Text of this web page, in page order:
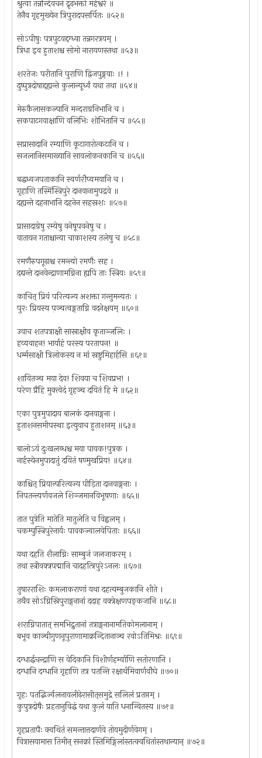
श्रुत्वा तन्नन्दिवचनं द्रृढ़भक्तो महेश्वरे ॥
तेनैव गृहमुख्येन त्रिपुरादपसर्पितः ॥५२॥
सोऽपीषुः पत्रपुटवद्दग्ध्वा तन्नगरत्रयम् ।
त्रिधा इव हुताशश्च सोमो नारायणस्तथा ॥५३॥
शरतेजः परीतानि पुराणि द्विजपुङ्गवाः ।! ।
दुष्पुत्रदोषाद्दह्यन्ते कुलान्यूर्ध्वं यथा तथा ॥५४॥
मेरुकैलासकल्पानि मन्दराग्रनिभानि च ।
सकपाटगवाक्षाणि वलिभिः शोभितानि च ॥५५॥
सप्रासादानि रम्याणि कूटागारोत्कटानि च ।
सजलानिसमाख्यानि सावलोकनकानि च ॥५६॥
बद्धध्वजपताकानि स्वर्णरौप्यमयानि च ।
गृहाणि तस्मिंस्त्रिपुरे दानवानामुपद्रवे ॥
दह्यन्ते दहनाभानि दहनेन सहस्रशः ॥५७॥
प्रासादाग्रेषु रम्येषु वनेषूपवनेषु च ।
वातायन गताश्चान्या चाकाशस्य तलेषु च ॥५८॥
रमणैरुपगूढ़ाश्च रमन्त्यो रमणैः सह ।
दद्यन्ते दानवेन्द्राणामग्निना ह्यपि ताः स्त्रियः ॥५९॥
काचित् प्रियं परित्यज्य अशक्ता गन्तुमन्यतः ।
पुरः प्रियस्य प़ञ्चत्वङ्गताग्नि वदनेक्षयम् ॥६०॥
उवाच शतपत्राक्षी सास्राक्षीव कृताञ्जलिः ।
हव्यवाहन! भार्याहं परस्य परतापन! ॥
धर्म्मसाक्षी त्रिलोकस्य न मां स्रष्टुमिहार्हसि ॥६१॥
शायितञ्च मया देव! शिवया च शिवप्रभ! ।
परेण प्रैहि मुक्त्वेदं गृहञ्च दयितं हि मे ॥६२॥
एका पुत्रमुपादाय बालकं दानवाङ्गना ।
हुताशनसमीपस्था इत्युवाच हुताशनम् ॥६३॥
बालोऽयं दुःखलब्धश्च मया पावक!पुत्रक ।
नार्हस्येनमुपादातुं दयितं षण्मुखप्रिय! ॥६४॥
काश्चित् प्रियान्परित्यज्य पीड़िता दानवाङ्गनाः ।
निपतन्त्यर्णवजले शिञ्जमानविभूषणाः ॥६५॥
तात पुत्रेति मातेति मातुलेति च विह्वलम् ।
चकम्पुस्त्रिपुरेनार्यः पावकज्वालवेपिताः ॥६६॥
यथा दहति शैलाग्निः साम्बुजं जलजाकरम् ।
तथा स्त्रीवक्त्रपद्मानि चादहत्त्रिपुरेऽनलः ॥६७॥
तुषारराशिः कमलाकराणां यथा दहत्यम्बुजकानि शीते ।
तथैव सोऽग्निस्रिपुराङ्गनानां ददाह वक्त्रेक्षणपङ्कजानि ॥६८॥
शराग्निपातात् समभिद्रुतानां तत्राङ्गनानामतिकोमलानाम् ।
बभूव काञ्चीगुणनूपुराणामाक्रन्दितानाञ्च रवोऽतिमिश्रः ॥६९॥
दग्धार्द्धचन्द्राणि स वेदिकानि विशीर्णहर्म्याणि सतोरणानि ।
दग्धानि दग्धानि गृहाणि तत्र पतन्ति रक्षार्थमिवार्णवौघे ॥७०॥
गृहः पतद्भिर्ज्वलनावलीढ़ेरासीत्‌समुद्रे सलिलं प्रतप्तम् ।
कुपुत्रदोषैः प्रहतानुविद्धं यथा कुलं याति धनान्वितस्य ॥७१॥
गृहप्रतापैः क्वथितं समन्तात्तदार्णवे तोयमुदीर्णवेगम् ।
वित्रासयामास तिमीन् सनक्रां स्तिमिङ्गिलांस्तत्क्वथितांस्तथान्यान् ॥७२॥